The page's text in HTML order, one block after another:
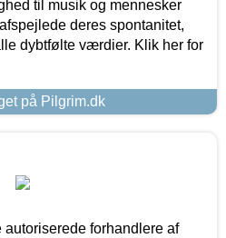
til musik og mennesker
deres spontanitet,
dybtfølte værdier. Klik her for
på Pilgrim.dk
autoriserede forhandlere af